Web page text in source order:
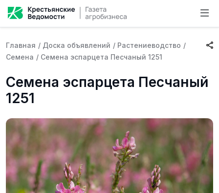
Главная / Доска объявлений / Растениеводство /
Семена / Семена эспарцета Песчаный 1251
Семена эспарцета Песчаный
1251